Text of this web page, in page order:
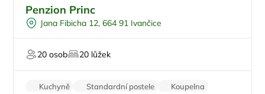
Pro turisty
Restaurace
Penzion Princ
Jana Fibicha 12, 664 91 Ivančice
20 osob 20 lůžek
Kuchyně Standardní postele
Koupelna